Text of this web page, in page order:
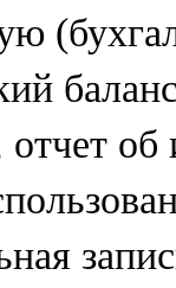
об